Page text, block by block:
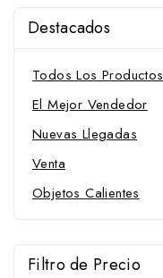
Destacados
Todos Los Productos
El Mejor Vendedor
Nuevas Llegadas
Venta
Objetos Calientes
Filtro de Precio